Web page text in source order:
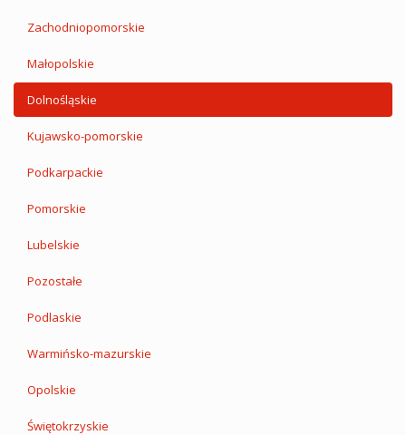
Zachodniopomorskie
Małopolskie
Dolnośląskie
Kujawsko-pomorskie
Podkarpackie
Pomorskie
Lubelskie
Pozostałe
Podlaskie
Warmińsko-mazurskie
Opolskie
Świętokrzyskie